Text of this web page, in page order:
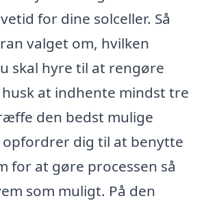
for dine solceller. Så
valget om, hvilken
skal hyre til at rengøre
husk at indhente mindst tre
den bedst mulige
opfordrer dig til at benytte
for at gøre processen så
som muligt. På den